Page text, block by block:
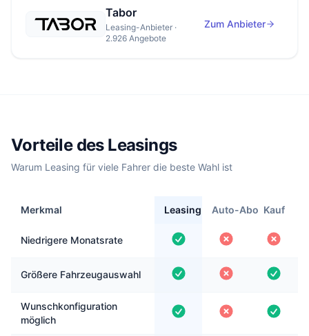
Tabor
Leasing-Anbieter ·
2.926 Angebote
Zum Anbieter
Vorteile des Leasings
Warum Leasing für viele Fahrer die beste Wahl ist
Merkmal Leasing Auto-Abo Kauf
Niedrigere Monatsrate
Größere Fahrzeugauswahl
Wunschkonfiguration
möglich